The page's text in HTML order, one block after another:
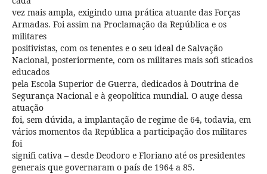
vez mais ampla, exigindo uma prática atuante das Forças
Armadas. Foi assim na Proclamação da República e os
militares
positivistas, com os tenentes e o seu ideal de Salvação
Nacional, posteriormente, com os militares mais sofi sticados
educados
pela Escola Superior de Guerra, dedicados à Doutrina de
Segurança Nacional e à geopolítica mundial. O auge dessa
atuação
foi, sem dúvida, a implantação de regime de 64, todavia, em
vários momentos da República a participação dos militares
foi
signifi cativa – desde Deodoro e Floriano até os presidentes
generais que governaram o país de 1964 a 85.